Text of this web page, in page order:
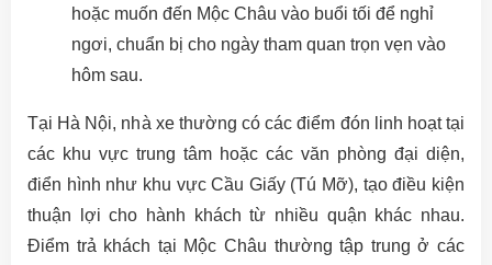
hoặc muốn đến Mộc Châu vào buổi tối để nghỉ
ngơi, chuẩn bị cho ngày tham quan trọn vẹn vào
hôm sau.
Tại Hà Nội, nhà xe thường có các điểm đón linh hoạt tại
các khu vực trung tâm hoặc các văn phòng đại diện,
điển hình như khu vực Cầu Giấy (Tú Mỡ), tạo điều kiện
thuận lợi cho hành khách từ nhiều quận khác nhau.
Điểm trả khách tại Mộc Châu thường tập trung ở các